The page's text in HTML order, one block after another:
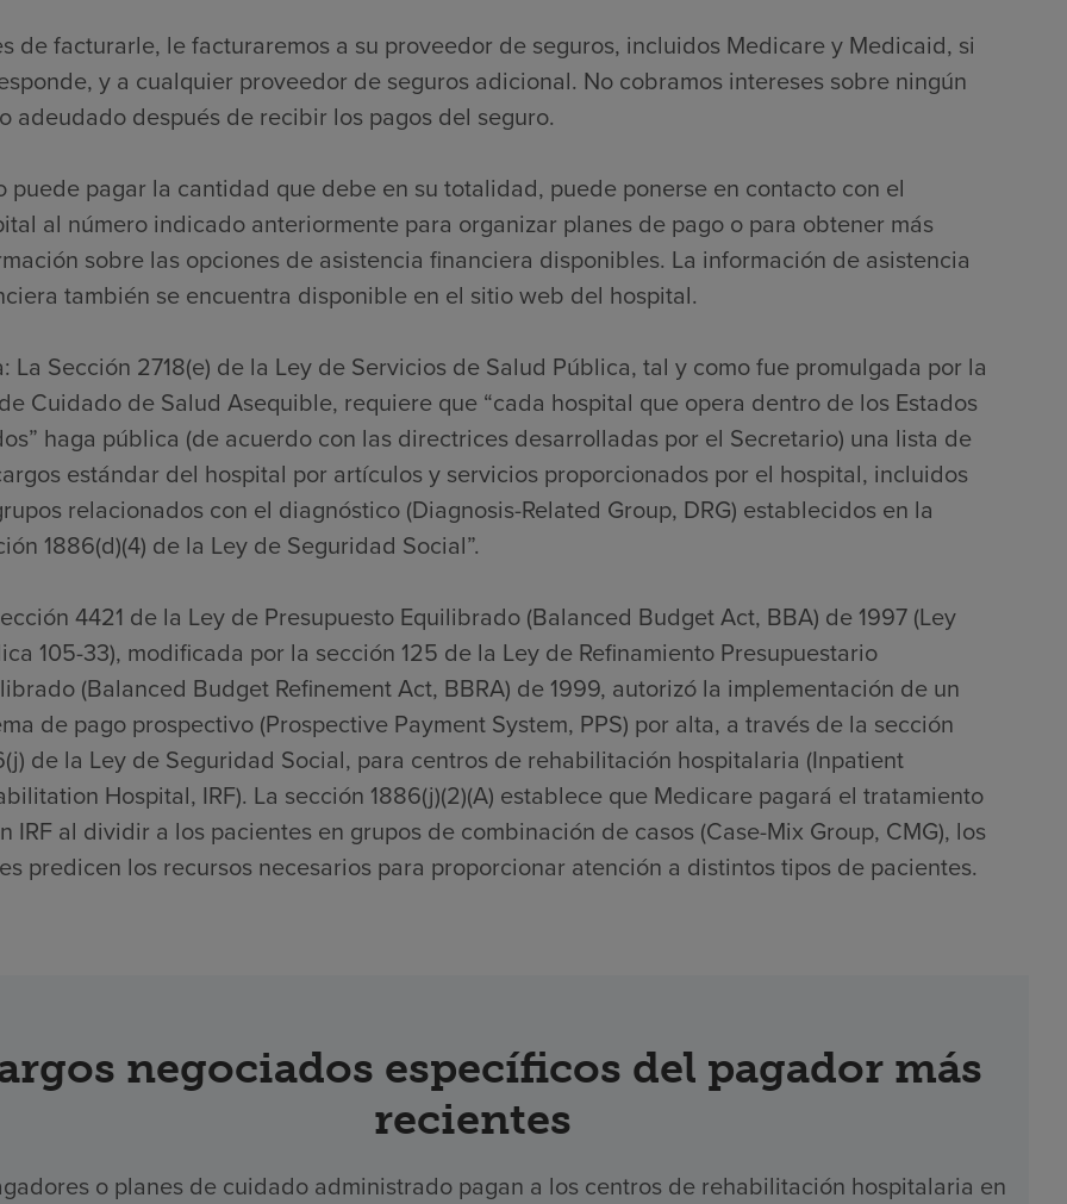
de facturarle, le facturaremos a su proveedor de seguros, incluidos Medicare y Medicaid, si
y a cualquier proveedor de seguros adicional. No cobramos intereses sobre ningún
adeudado después de recibir los pagos del seguro.
puede pagar la cantidad que debe en su totalidad, puede ponerse en contacto con el
al número indicado anteriormente para organizar planes de pago o para obtener más
sobre las opciones de asistencia financiera disponibles. La información de asistencia
también se encuentra disponible en el sitio web del hospital.
La Sección 2718(e) de la Ley de Servicios de Salud Pública, tal y como fue promulgada por la
Cuidado de Salud Asequible, requiere que “cada hospital que opera dentro de los Estados
haga pública (de acuerdo con las directrices desarrolladas por el Secretario) una lista de
estándar del hospital por artículos y servicios proporcionados por el hospital, incluidos
relacionados con el diagnóstico (Diagnosis-Related Group, DRG) establecidos en la
1886(d)(4) de la Ley de Seguridad Social”.
4421 de la Ley de Presupuesto Equilibrado (Balanced Budget Act, BBA) de 1997 (Ley
105-33), modificada por la sección 125 de la Ley de Refinamiento Presupuestario
(Balanced Budget Refinement Act, BBRA) de 1999, autorizó la implementación de un
de pago prospectivo (Prospective Payment System, PPS) por alta, a través de la sección
de la Ley de Seguridad Social, para centros de rehabilitación hospitalaria (Inpatient
Hospital, IRF). La sección 1886(j)(2)(A) establece que Medicare pagará el tratamiento
IRF al dividir a los pacientes en grupos de combinación de casos (Case-Mix Group, CMG), los
predicen los recursos necesarios para proporcionar atención a distintos tipos de pacientes.
negociados específicos del pagador más
recientes
o planes de cuidado administrado pagan a los centros de rehabilitación hospitalaria en